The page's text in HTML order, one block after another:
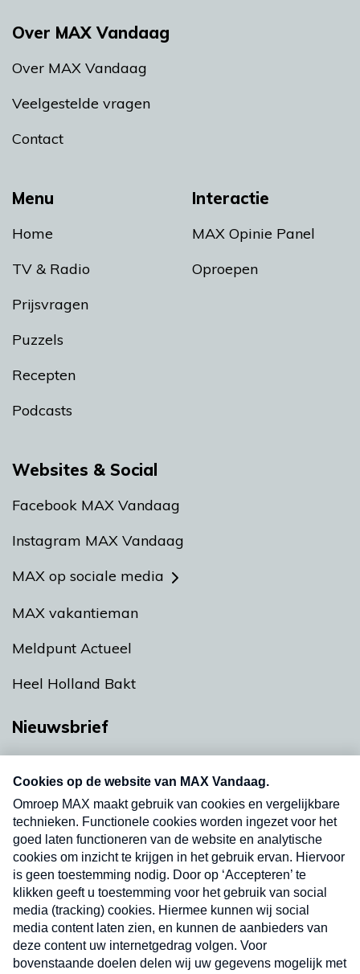
Menu
Home
TV & Radio
Prijsvragen
Puzzels
Recepten
Podcasts
Interactie
MAX Opinie Panel
Oproepen
Over MAX Vandaag
Over MAX Vandaag
Veelgestelde vragen
Contact
Websites & Social
Facebook MAX Vandaag
Instagram MAX Vandaag
MAX op sociale media
MAX vakantieman
Meldpunt Actueel
Heel Holland Bakt
Nieuwsbrief
nieuwsbrief. Elke vrijdag- en dinsdagochtend in
uw mailbox.
Verzend